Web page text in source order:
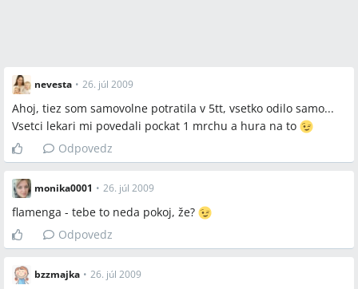
Závery z diskusie
Zhoda
Lekárske odporúčania sa v praxi výrazne líšia a pohybujú sa
od možnosti snaženia hneď po prvom cykle po odporúčanie
Psychický stav ženy po potratení bol v diskusii považovaný
za dôležitý faktor pri rozhodovaní o načasovaní ďalšieho
snaženia.
Sporné názory
nevesta • 26. júl 2009
Ahoj, tiez som samovolne potratila v 5tt, vsetko odilo samo...
Vsetci lekari mi povedali pockat 1 mrchu a hura na to
Odpovedz
monika0001 • 26. júl 2009
flamenga - tebe to neda pokoj, že?
Odpovedz
bzzmajka • 26. júl 2009